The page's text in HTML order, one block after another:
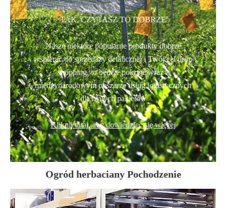
TAK, CZYTASZ TO DOBRZE
Nasze niektóre popularne produkty dobrze
wspierać do sprzedaży detalicznej i Twój cel drop
shopping, to będzie pokryte wraz z
międzynarodowym obszarze usług logistycznych
dla małych pakietów
Kliknij tutaj, aby dowiedzieć się więcej
Ogród herbaciany Pochodzenie